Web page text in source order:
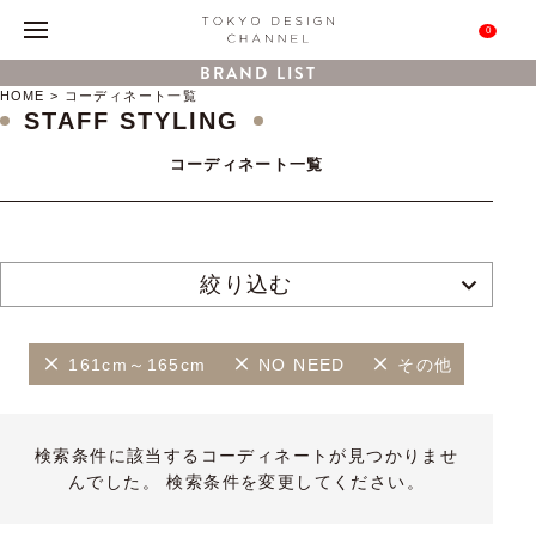
0
BRAND LIST
HOME コーディネート一覧
STAFF STYLING
コーディネート一覧
絞り込む
161cm～165cm NO NEED その他
検索条件に該当するコーディネートが見つかりませ
んでした。 検索条件を変更してください。